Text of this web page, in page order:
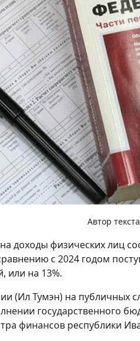
Автор
доходы физических лиц
с 2024 годом
или на 13%.
(Ил Тумэн) на публичных
государственного
финансов республики